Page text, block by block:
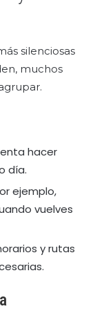
silenciosas
muchos
hacer
día.
ejemplo,
vuelves
y rutas